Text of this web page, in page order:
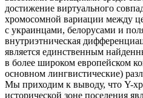
достижение виртуального
хромосомной вариации между
с украинцами, белорусами и
внутриэтническая
является единственным
в более широком европейском
основном лингвистические)
Мы приходим к выводу, что Y-
исторической зоне поселения